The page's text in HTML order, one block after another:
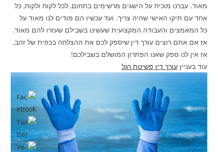
מאוד. עברנו מוכיח על הישגים מרשימים בתחום, לכל לקוח ולקוח, כל
אחד עם תיקו האישי שהיה צריך. ועד עכשיו הם מודים לנו מאוד על
כל המאמצים והעבודה המקצועית שעשינו בשבילם שעזרו להם מאוד.
אז אם אתם רוצים עורך דין שיספק לכם את ההצלחה בכפית של זהב,
אז אין לנו ספק שאנו הפתרון המושלם בשבילכם!
עוד בענייןעורך דין פשיטת רגל